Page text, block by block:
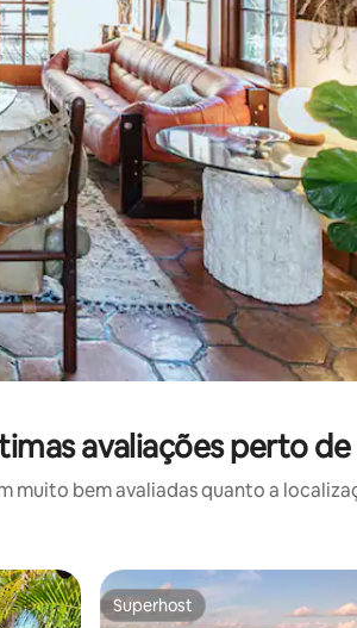
avaliações perto de
muito bem avaliadas quanto a
hóspedes Superhost
Superhost